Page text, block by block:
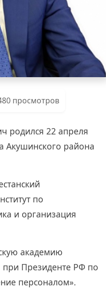
просмотров
родился 22 апреля
Акушинского района
по
и организация
академию
при Президенте РФ по
персоналом».